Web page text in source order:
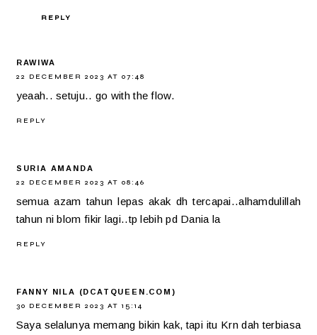
REPLY
RAWIWA
22 DECEMBER 2023 AT 07:48
yeaah.. setuju.. go with the flow.
REPLY
SURIA AMANDA
22 DECEMBER 2023 AT 08:46
semua azam tahun lepas akak dh tercapai..alhamdulillah
tahun ni blom fikir lagi..tp lebih pd Dania la
REPLY
FANNY NILA (DCATQUEEN.COM)
30 DECEMBER 2023 AT 15:14
Saya selalunya memang bikin kak, tapi itu Krn dah terbiasa